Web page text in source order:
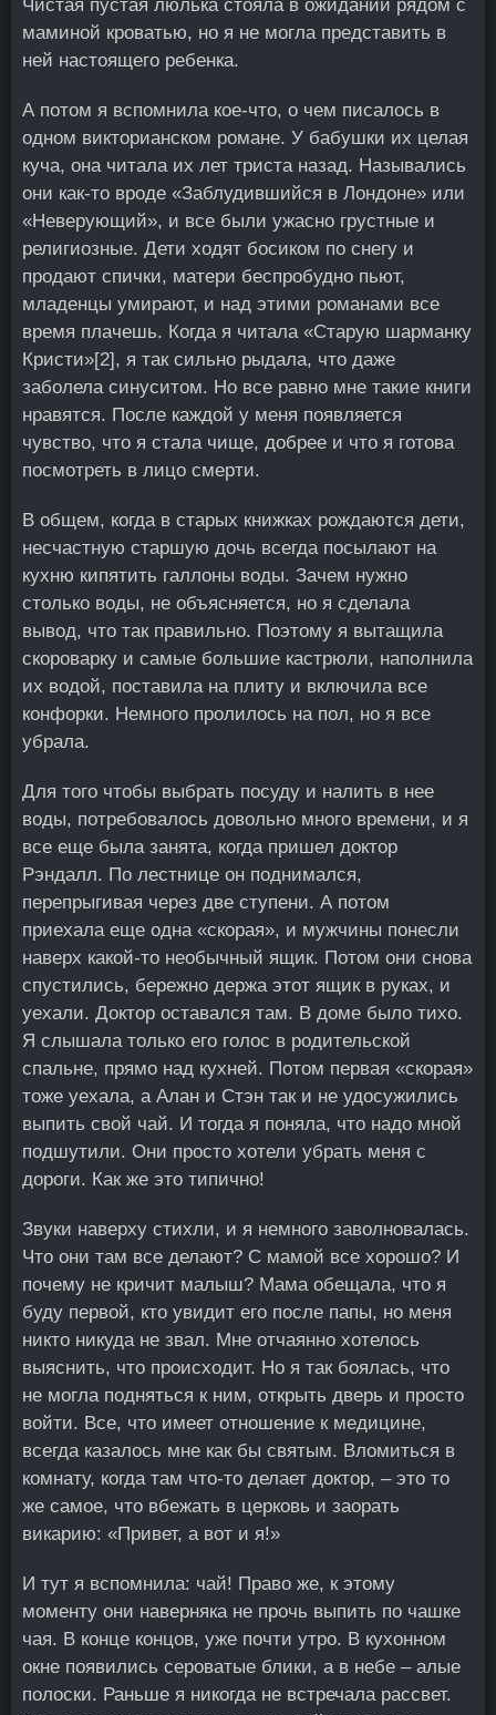
Чистая пустая люлька стояла в ожидании рядом с
маминой кроватью, но я не могла представить в
ней настоящего ребенка.
А потом я вспомнила кое-что, о чем писалось в
одном викторианском романе. У бабушки их целая
куча, она читала их лет триста назад. Назывались
они как-то вроде «Заблудившийся в Лондоне» или
«Неверующий», и все были ужасно грустные и
религиозные. Дети ходят босиком по снегу и
продают спички, матери беспробудно пьют,
младенцы умирают, и над этими романами все
время плачешь. Когда я читала «Старую шарманку
Кристи»[2], я так сильно рыдала, что даже
заболела синуситом. Но все равно мне такие книги
нравятся. После каждой у меня появляется
чувство, что я стала чище, добрее и что я готова
посмотреть в лицо смерти.
В общем, когда в старых книжках рождаются дети,
несчастную старшую дочь всегда посылают на
кухню кипятить галлоны воды. Зачем нужно
столько воды, не объясняется, но я сделала
вывод, что так правильно. Поэтому я вытащила
скороварку и самые большие кастрюли, наполнила
их водой, поставила на плиту и включила все
конфорки. Немного пролилось на пол, но я все
убрала.
Для того чтобы выбрать посуду и налить в нее
воды, потребовалось довольно много времени, и я
все еще была занята, когда пришел доктор
Рэндалл. По лестнице он поднимался,
перепрыгивая через две ступени. А потом
приехала еще одна «скорая», и мужчины понесли
наверх какой-то необычный ящик. Потом они снова
спустились, бережно держа этот ящик в руках, и
уехали. Доктор оставался там. В доме было тихо.
Я слышала только его голос в родительской
спальне, прямо над кухней. Потом первая «скорая»
тоже уехала, а Алан и Стэн так и не удосужились
выпить свой чай. И тогда я поняла, что надо мной
подшутили. Они просто хотели убрать меня с
дороги. Как же это типично!
Звуки наверху стихли, и я немного заволновалась.
Что они там все делают? С мамой все хорошо? И
почему не кричит малыш? Мама обещала, что я
буду первой, кто увидит его после папы, но меня
никто никуда не звал. Мне отчаянно хотелось
выяснить, что происходит. Но я так боялась, что
не могла подняться к ним, открыть дверь и просто
войти. Все, что имеет отношение к медицине,
всегда казалось мне как бы святым. Вломиться в
комнату, когда там что-то делает доктор, – это то
же самое, что вбежать в церковь и заорать
викарию: «Привет, а вот и я!»
И тут я вспомнила: чай! Право же, к этому
моменту они наверняка не прочь выпить по чашке
чая. В конце концов, уже почти утро. В кухонном
окне появились сероватые блики, а в небе – алые
полоски. Раньше я никогда не встречала рассвет.